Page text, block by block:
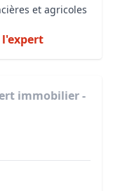
et agricoles
l'expert
immobilier -